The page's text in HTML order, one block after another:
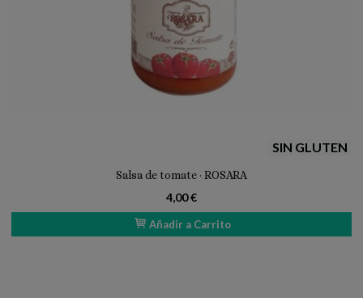
SIN GLUTEN
Salsa de tomate · ROSARA
4,00 €
Añadir a Carrito